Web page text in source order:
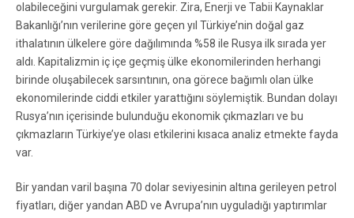
olabileceğini vurgulamak gerekir. Zira, Enerji ve Tabii Kaynaklar
Bakanlığı’nın verilerine göre geçen yıl Türkiye’nin doğal gaz
ithalatının ülkelere göre dağılımında %58 ile Rusya ilk sırada yer
aldı. Kapitalizmin iç içe geçmiş ülke ekonomilerinden herhangi
birinde oluşabilecek sarsıntının, ona görece bağımlı olan ülke
ekonomilerinde ciddi etkiler yarattığını söylemiştik. Bundan dolayı
Rusya’nın içerisinde bulunduğu ekonomik çıkmazları ve bu
çıkmazların Türkiye’ye olası etkilerini kısaca analiz etmekte fayda
var.
Bir yandan varil başına 70 dolar seviyesinin altına gerileyen petrol
fiyatları, diğer yandan ABD ve Avrupa’nın uyguladığı yaptırımlar